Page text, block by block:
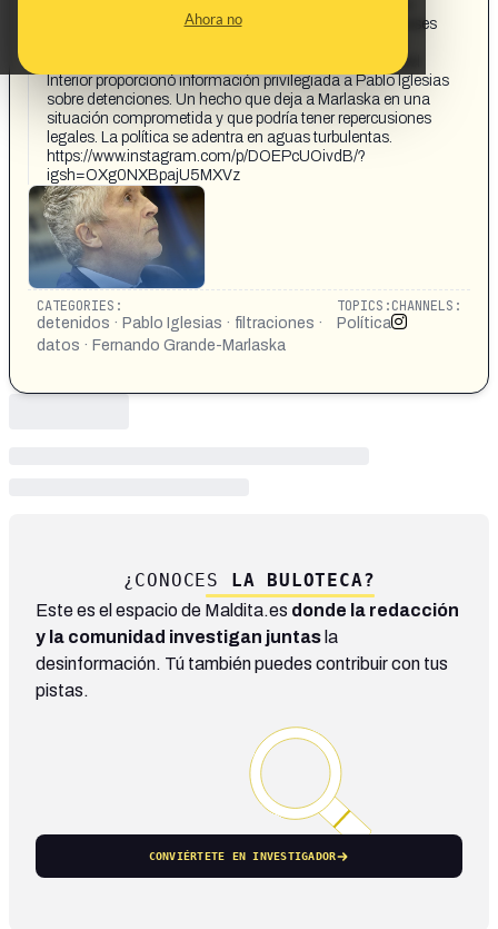
Ahora no
Marlaska se vincula a un escándalo que sacude las bases
Cuesta de Canal Red, se confirma que el exministro del
Interior proporcionó información privilegiada a Pablo Iglesias
sobre detenciones. Un hecho que deja a Marlaska en una
situación comprometida y que podría tener repercusiones
legales. La política se adentra en aguas turbulentas.
https://www.instagram.com/p/DOEPcUOivdB/?
igsh=OXg0NXBpajU5MXVz
CATEGORIES:
detenidos · Pablo Iglesias · filtraciones ·
datos · Fernando Grande-Marlaska
TOPICS:
Política
CHANNELS:
¿CONOCES LA BULOTECA?
Este es el espacio de Maldita.es donde la redacción
y la comunidad investigan juntas la
desinformación. Tú también puedes contribuir con tus
pistas.
CONVIÉRTETE EN INVESTIGADOR